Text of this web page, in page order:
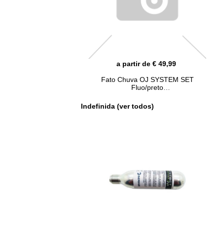
a partir de € 49,99
Fato Chuva OJ SYSTEM SET
Fluo/preto
Indefinida (ver todos)